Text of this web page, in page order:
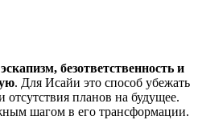
эскапизм, безответственность и
. Для Исайи это способ убежать
отсутствия планов на будущее.
шагом в его трансформации.